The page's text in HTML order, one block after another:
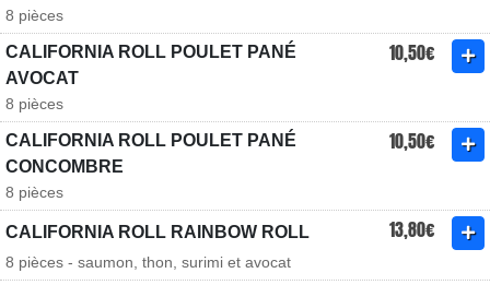
8 pièces
CALIFORNIA ROLL POULET PANÉ
AVOCAT
10,50€
8 pièces
CALIFORNIA ROLL POULET PANÉ
CONCOMBRE
10,50€
8 pièces
CALIFORNIA ROLL RAINBOW ROLL 13,80€
8 pièces - saumon, thon, surimi et avocat